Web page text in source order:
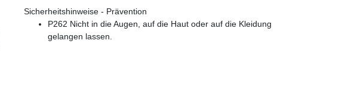
Sicherheitshinweise - Prävention
P262 Nicht in die Augen, auf die Haut oder auf die Kleidung
gelangen lassen.